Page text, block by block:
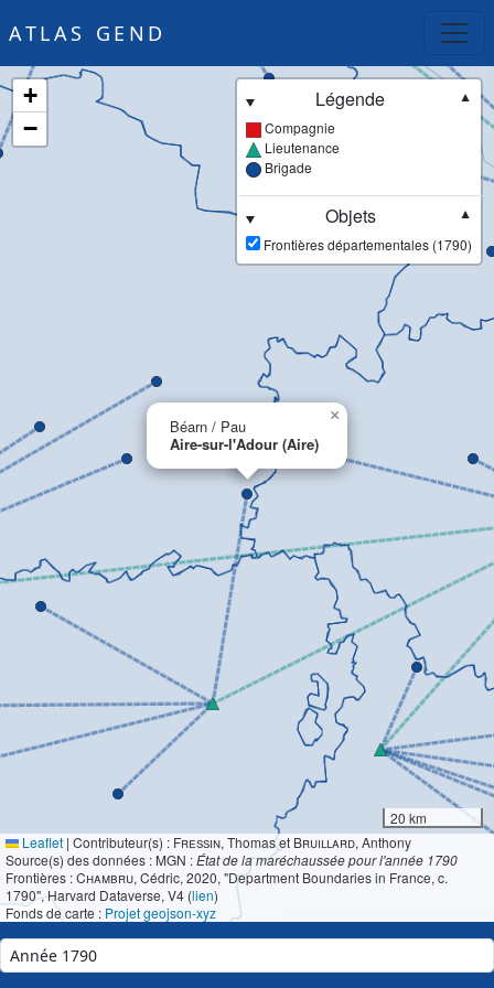
ATLAS GEND
Béarn / Pau
Aire-sur-l'Adour (Aire)
×
+
−
Légende
▼
Compagnie
Lieutenance
Brigade
Objets
▼
Frontières départementales (1790)
20 km
Leaflet | Contributeur(s) : Fressin, Thomas et Bruillard, Anthony
Source(s) des données : MGN :État de la maréchaussée pour l'année 1790
Frontières :Chambru, Cédric, 2020, "Department Boundaries in France, c.
1790", Harvard Dataverse, V4 (lien)
Fonds de carte : Projet geojson-xyz